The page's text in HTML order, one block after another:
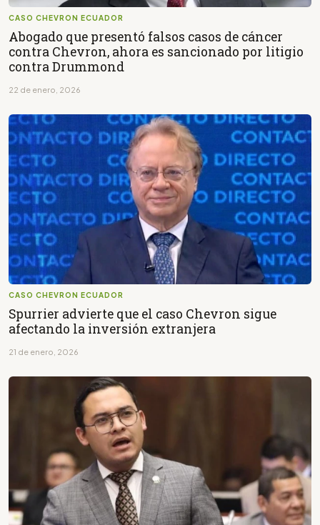
CASO CHEVRON ECUADOR
Abogado que presentó falsos casos de cáncer
contra Chevron, ahora es sancionado por litigio
contra Drummond
22 de enero, 2026
CASO CHEVRON ECUADOR
Spurrier advierte que el caso Chevron sigue
afectando la inversión extranjera
21 de enero, 2026